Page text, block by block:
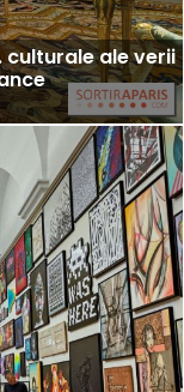
culturale ale verii